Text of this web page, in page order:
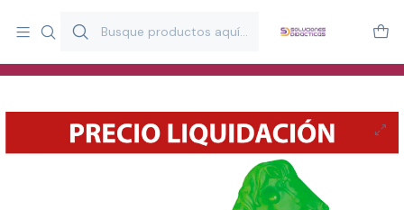
y estimulación infantil en Chile.
Especialistas en recursos educativos para aulas, terapeutas y